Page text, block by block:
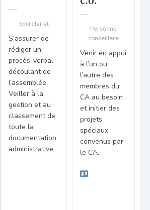
Secrétariat
S’assurer de
rédiger un
procès-verbal
découlant de
l’assemblée.
Veiller à la
gestion et au
classement de
toute la
documentation
administrative.
Personne
conseillère
Venir en appui
à l’un ou
l’autre des
membres du
CA au besoin
et initier des
projets
spéciaux
convenus par
le CA.